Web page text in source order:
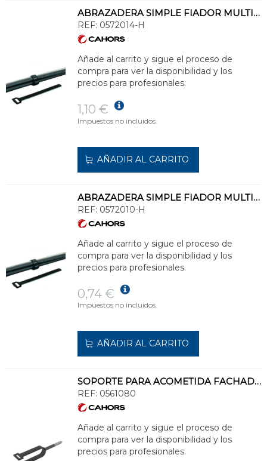
ABRAZADERA SIMPLE FIADOR MULTI 54 CON CIERRE DE HEBILLA
REF: 0572014-H
Añade al carrito y sigue el proceso de
compra para ver la disponibilidad y los
precios para profesionales.
1,10 €
Impuestos no incluidos.
AÑADIR AL CARRITO
ABRAZADERA SIMPLE FIADOR MULTI 27 CON CIERRE DE HEBILLA
REF: 0572010-H
Añade al carrito y sigue el proceso de
compra para ver la disponibilidad y los
precios para profesionales.
0,74 €
Impuestos no incluidos.
AÑADIR AL CARRITO
SOPORTE PARA ACOMETIDA FACHADA ABC-SAF25
REF: 0561080
Añade al carrito y sigue el proceso de
compra para ver la disponibilidad y los
precios para profesionales.